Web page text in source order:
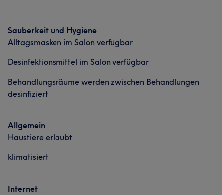
Portfolio
Sauberkeit und Hygiene
Alltagsmasken im Salon verfügbar
Desinfektionsmittel im Salon verfügbar
Behandlungsräume werden zwischen Behandlungen
desinfiziert
Allgemein
Haustiere erlaubt
klimatisiert
Internet